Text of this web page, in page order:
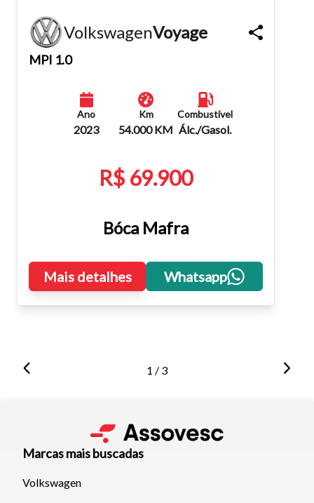
Fechar
VolkswagenVoyage
MPI 1.0
Ano
2023
Km
54.000 KM
Combustível
Álc./Gasol.
R$ 69.900
Bóca Mafra
Mais detalhes Whatsapp
1 / 3
Marcas mais buscadas
Volkswagen